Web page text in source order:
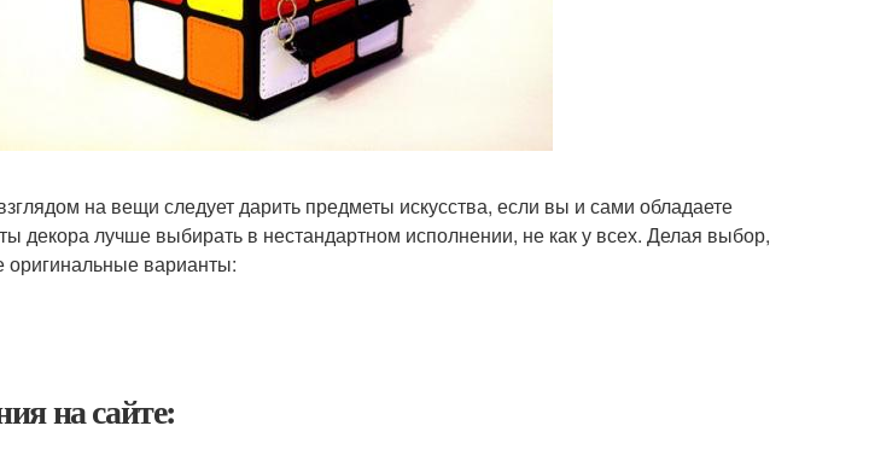
на вещи следует дарить предметы искусства, если вы и сами обладаете
декора лучше выбирать в нестандартном исполнении, не как у всех. Делая выбор,
оригинальные варианты:
на сайте: